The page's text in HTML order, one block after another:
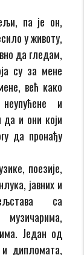
па је он,
у животу,
да гледам,
су за мене
већ како
и
и они који
да пронађу
поезије,
јавних и
са
Један од
дипломата,